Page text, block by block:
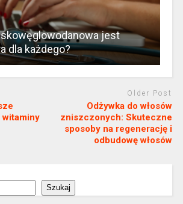
jest
dla każdego?
Older Post
Odżywka do włosów
zniszczonych: Skuteczne
sposoby na regenerację i
odbudowę włosów
Szukaj